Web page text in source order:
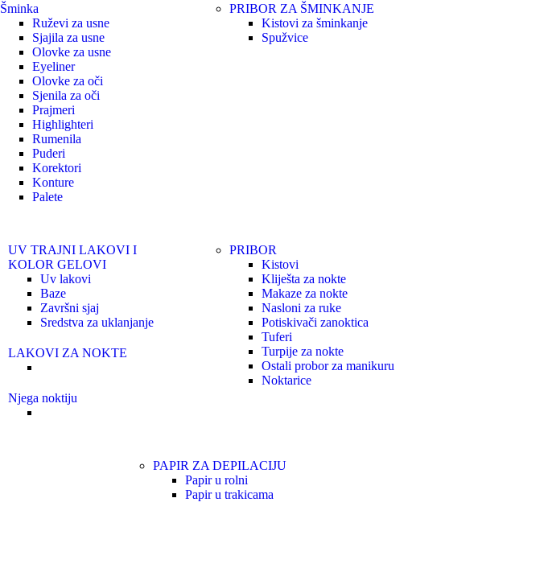
Šminka
Ruževi za usne
Sjajila za usne
Olovke za usne
Eyeliner
Olovke za oči
Sjenila za oči
Prajmeri
Highlighteri
Rumenila
Puderi
Korektori
Konture
Palete
PRIBOR ZA ŠMINKANJE
Kistovi za šminkanje
Spužvice
UV TRAJNI LAKOVI I
KOLOR GELOVI
Uv lakovi
Baze
Završni sjaj
Sredstva za uklanjanje
LAKOVI ZA NOKTE
Njega noktiju
PRIBOR
Kistovi
Kliješta za nokte
Makaze za nokte
Nasloni za ruke
Potiskivači zanoktica
Tuferi
Turpije za nokte
Ostali probor za manikuru
Noktarice
PAPIR ZA DEPILACIJU
Papir u rolni
Papir u trakicama